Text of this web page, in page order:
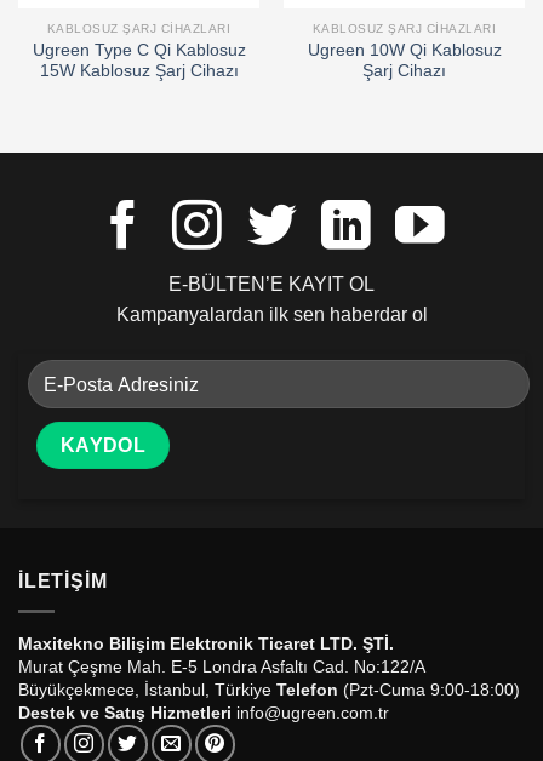
KABLOSUZ ŞARJ CIHAZLARI
Ugreen Type C Qi Kablosuz
15W Kablosuz Şarj Cihazı
KABLOSUZ ŞARJ CIHAZLARI
Ugreen 10W Qi Kablosuz
Şarj Cihazı
E-BÜLTEN’E KAYIT OL
Kampanyalardan ilk sen haberdar ol
İLETIŞIM
Maxitekno Bilişim Elektronik Ticaret LTD. ŞTİ.
Murat Çeşme Mah. E-5 Londra Asfaltı Cad. No:122/A
Büyükçekmece, İstanbul, Türkiye Telefon (Pzt-Cuma 9:00-18:00)
Destek ve Satış Hizmetleri info@ugreen.com.tr